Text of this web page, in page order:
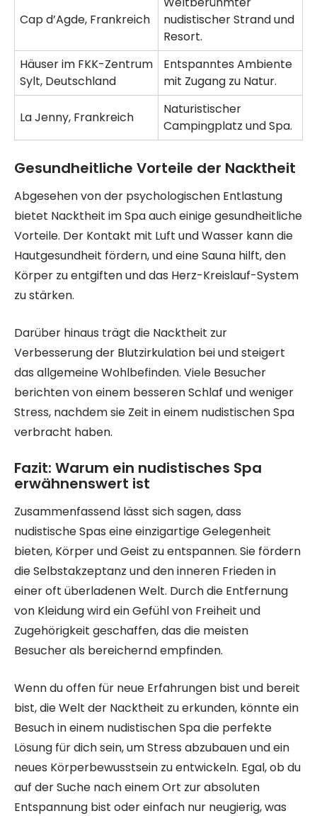
Cap d’Agde, Frankreich
nudistischer Strand und
Resort.
Häuser im FKK-Zentrum
Sylt, Deutschland
Entspanntes Ambiente
mit Zugang zu Natur.
La Jenny, Frankreich
Naturistischer
Campingplatz und Spa.
Gesundheitliche Vorteile der Nacktheit
Abgesehen von der psychologischen Entlastung
bietet Nacktheit im Spa auch einige gesundheitliche
Vorteile. Der Kontakt mit Luft und Wasser kann die
Hautgesundheit fördern, und eine Sauna hilft, den
Körper zu entgiften und das Herz-Kreislauf-System
zu stärken.
Darüber hinaus trägt die Nacktheit zur
Verbesserung der Blutzirkulation bei und steigert
das allgemeine Wohlbefinden. Viele Besucher
berichten von einem besseren Schlaf und weniger
Stress, nachdem sie Zeit in einem nudistischen Spa
verbracht haben.
Fazit: Warum ein nudistisches Spa
erwähnenswert ist
Zusammenfassend lässt sich sagen, dass
nudistische Spas eine einzigartige Gelegenheit
bieten, Körper und Geist zu entspannen. Sie fördern
die Selbstakzeptanz und den inneren Frieden in
einer oft überladenen Welt. Durch die Entfernung
von Kleidung wird ein Gefühl von Freiheit und
Zugehörigkeit geschaffen, das die meisten
Besucher als bereichernd empfinden.
Wenn du offen für neue Erfahrungen bist und bereit
bist, die Welt der Nacktheit zu erkunden, könnte ein
Besuch in einem nudistischen Spa die perfekte
Lösung für dich sein, um Stress abzubauen und ein
neues Körperbewusstsein zu entwickeln. Egal, ob du
auf der Suche nach einem Ort zur absoluten
Entspannung bist oder einfach nur neugierig, was